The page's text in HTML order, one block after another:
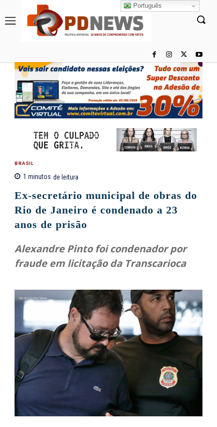
BRASIL
1 minutos de leitura
Ex-secretário municipal de obras do
Rio de Janeiro é condenado a 23
anos de prisão
Alexandre Pinto foi condenador por
fraude em licitação da Transcarioca
Português